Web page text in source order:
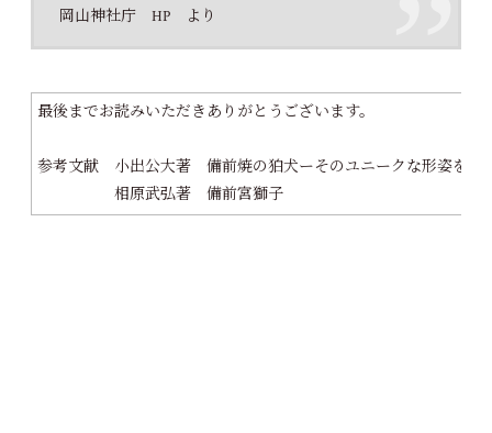
岡山神社庁 HP より
最後までお読みいただきありがとうございます。
参考文献 小出公大著 備前焼の狛犬ーそのユニークな形姿を訪
相原武弘著 備前宮獅子